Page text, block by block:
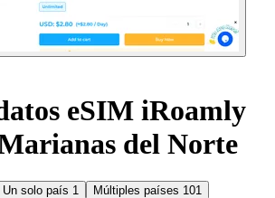
eSIM iRoamly
del Norte
Un solo país 1 Múltiples países 101